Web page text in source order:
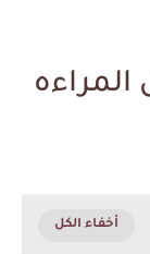
المراءه